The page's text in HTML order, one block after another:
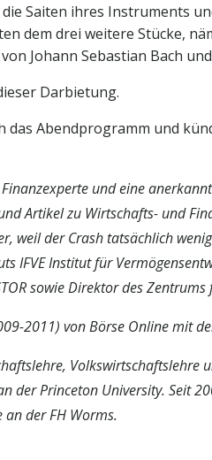
Saiten ihres Instruments
dem drei weitere Stücke,
Johann Sebastian Bach
Darbietung.
das Abendprogramm und
und eine
Artikel zu Wirtschafts- und
weil der Crash tatsächlich
IFVE Institut für
sowie Direktor des
2011) von Börse Online mit
Volkswirtschaftslehre
der Princeton University. Seit
der FH Worms.